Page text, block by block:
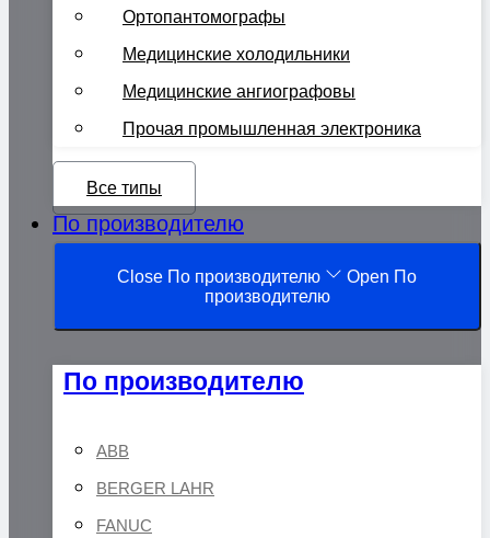
Ортопантомографы
Медицинские холодильники
Медицинские ангиографовы
Прочая промышленная электроника
Все типы
По производителю
Close По производителю
Open По
производителю
По производителю
ABB
BERGER LAHR
FANUC